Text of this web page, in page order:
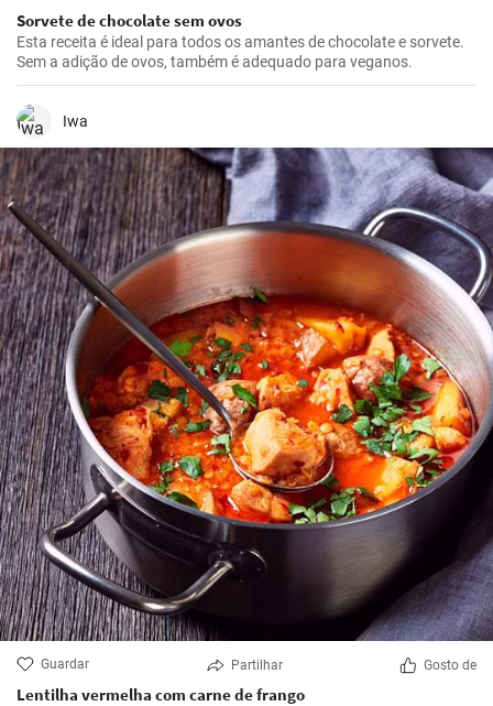
Sorvete de chocolate sem ovos
Esta receita é ideal para todos os amantes de chocolate e sorvete.
Sem a adição de ovos, também é adequado para veganos.
Iwa
Guardar Partilhar Gosto de
Lentilha vermelha com carne de frango